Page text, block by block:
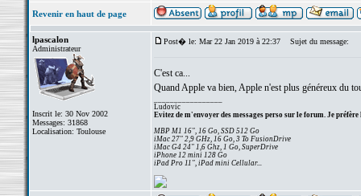
Revenir en haut de page
lpascalon
Administrateur
Inscrit le: 30 Nov 2002
Messages: 31868
Localisation: Toulouse
Post� le: Mar 22 Jan 2019 à 22:37 Sujet du message:
C'est ca...
Quand Apple va bien, Apple n'est plus généreux du
Ludovic
Evitez de m'envoyer des messages perso sur le forum. Je préfère
MBP M1 16", 16 Go, SSD 512 Go
iMac 27" 2,9 GHz, 16 Go, 3 To FusionDrive
iMac G4 24" 1,6 Ghz, 1 Go, SuperDrive
iPhone 12 mini 128 Go
iPad Pro 11", iPad mini Cellular...